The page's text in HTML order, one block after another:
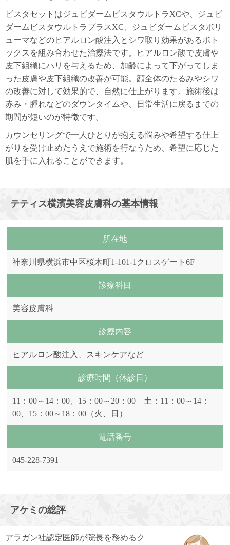
ビスタセットはジュビダームビスタウルトラXCや、ジュビ
ダームビスタウルトラプラスXC、ジュビダームビスタボリ
ューマなどのヒアルロン酸注入とシワ取り効果があるボト
ックスを組み合わせた治療法です。ヒアルロン酸で皮膚や
皮下組織にハリを与えるため、加齢によって下がってしま
った皮膚や皮下組織の改善が可能。顔全体のたるみやシワ
の改善に対して効果的で、自然に仕上がります。施術後は
赤み・腫れなどのダウンタイムや、日常生活に戻るまでの
期間が短いのが特徴です。
カウンセリングで一人ひとりが抱える悩みや希望する仕上
がりを受け止めたうえで施術を行なうため、希望に応じた
肌を手に入れることができます。
テティス横濱美容皮膚科の基本情報
所在地
神奈川県横浜市中区桜木町1-101-1クロスゲート6F
診療科目
美容皮膚科
診療内容
ヒアルロン酸注入、スキンケアなど
診療時間（休診日）
11：00～14：00、15：00～20：00 土：11：00～14：
00、15：00～18：00（火、日）
電話番号
045-228-7391
アケミの総評
アラガン社認定医師が院長を務めるク